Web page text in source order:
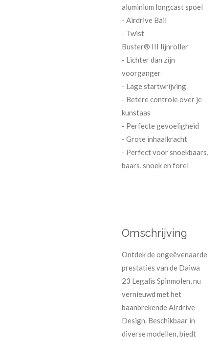
aluminium longcast spoel
- Airdrive Bail
- Twist
Buster® III lijnroller
- Lichter dan zijn
voorganger
- Lage startwrijving
- Betere controle over je
kunstaas
- Perfecte gevoeligheid
- Grote inhaalkracht
- Perfect voor snoekbaars,
baars, snoek en forel
Omschrijving
Ontdek de ongeëvenaarde
prestaties van de Daiwa
23 Legalis Spinmolen, nu
vernieuwd met het
baanbrekende Airdrive
Design. Beschikbaar in
diverse modellen, biedt